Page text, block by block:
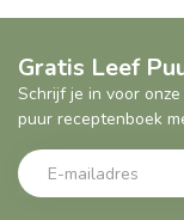
Gratis Leef
Schrijf je in voor
puur receptenboek